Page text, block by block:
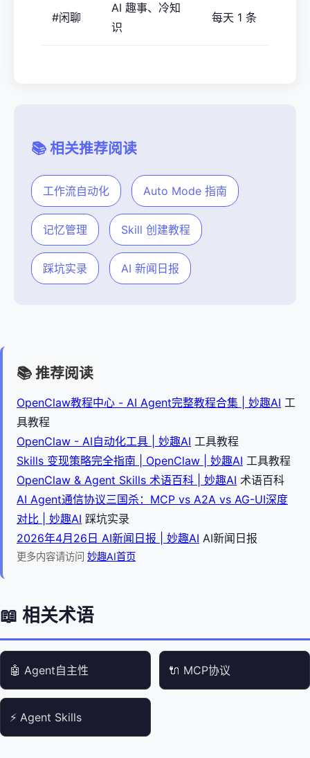
#闲聊
AI 趣事、冷知
识
每天 1 条
📚 相关推荐阅读
工作流自动化 Auto Mode 指南
记忆管理 Skill 创建教程
踩坑实录 AI 新闻日报
📚 推荐阅读
OpenClaw教程中心 - AI Agent完整教程合集 | 妙趣AI 工
具教程
OpenClaw - AI自动化工具 | 妙趣AI 工具教程
Skills 变现策略完全指南 | OpenClaw | 妙趣AI 工具教程
OpenClaw & Agent Skills 术语百科 | 妙趣AI 术语百科
AI Agent通信协议三国杀：MCP vs A2A vs AG-UI深度
对比 | 妙趣AI 踩坑实录
2026年4月26日 AI新闻日报 | 妙趣AI AI新闻日报
更多内容请访问 妙趣AI首页
📖 相关术语
🤖 Agent自主性 🔌 MCP协议
⚡ Agent Skills